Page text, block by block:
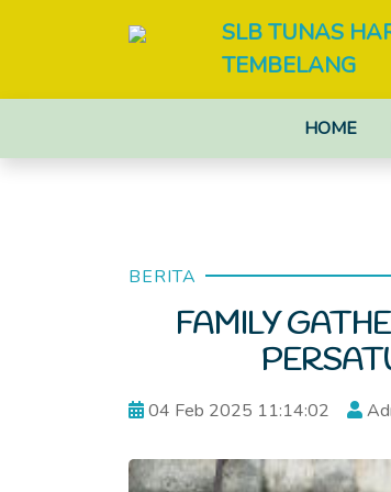
SLB TUNAS
TEMBELANG
HOME
BERITA
FAMILY
04 Feb 2025 11:14:02